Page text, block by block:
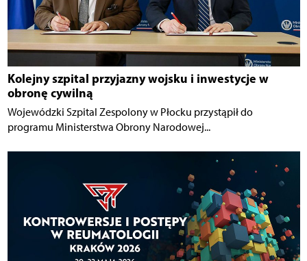
Kolejny szpital przyjazny wojsku i inwestycje w
obronę cywilną
Wojewódzki Szpital Zespolony w Płocku przystąpił do
programu Ministerstwa Obrony Narodowej...